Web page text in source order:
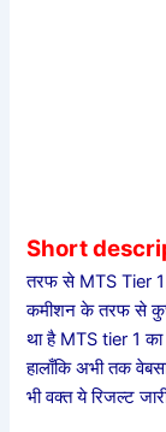
Short
तरफ से MTS Tier 1
कमीशन के तरफ से कुछ
था है MTS tier 1 का
हालाँकि अभी तक
भी वक्त ये रिजल्ट